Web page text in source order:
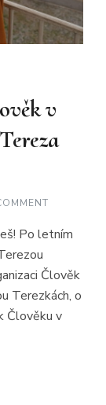
v
MILUJEŠ
ČLOVĚK
V
TÍSNI
–
TEREZA
Po letním
Člověk
Terezkách, o
Člověku v